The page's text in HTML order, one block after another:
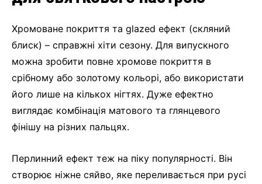
Хромоване покриття та glazed ефект (скляний
блиск) – справжні хіти сезону. Для випускного
можна зробити повне хромове покриття в
срібному або золотому кольорі, або використати
його лише на кількох нігтях. Дуже ефектно
виглядає комбінація матового та глянцевого
фінішу на різних пальцях.
Перлинний ефект теж на піку популярності. Він
створює ніжне сяйво, яке переливається при русі